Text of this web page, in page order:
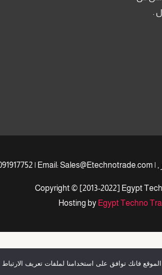
.
Copyright © [2013-2022] Egypt
Hosting by Egypt Techno
فانك توافق على استخدامنا لملفات تعريف
Optimized by Seraphinite